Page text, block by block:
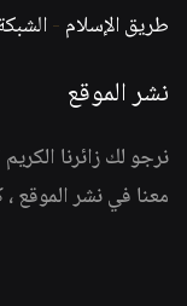
طريق الإسلام -
نشر الموقع
نرجو لك زائرنا
معنا في نشر الموقع